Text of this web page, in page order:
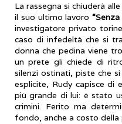
La rassegna si chiuderà
il suo ultimo lavoro
investigatore privato
caso di infedeltà che si
donna che pedina viene
un prete gli chiede di
silenzi ostinati, piste che
esplicite, Rudy capisce di
più grande di lui: è stato
crimini. Ferito ma
fondo, anche a costo della